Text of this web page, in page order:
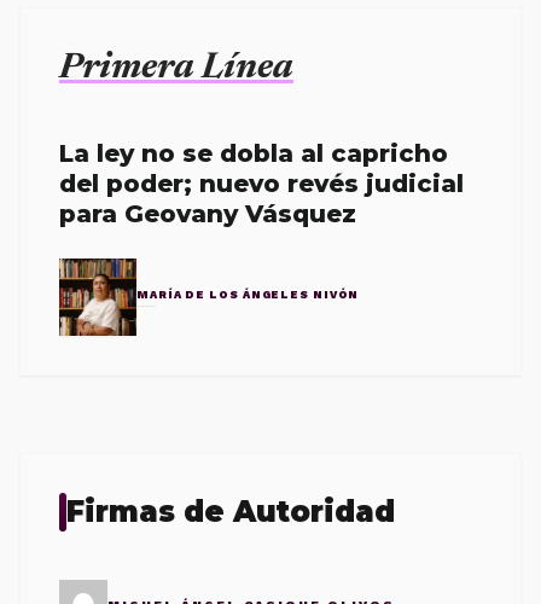
Primera Línea
La ley no se dobla al capricho
del poder; nuevo revés judicial
para Geovany Vásquez
MARÍA DE LOS ÁNGELES NIVÓN
Firmas de Autoridad